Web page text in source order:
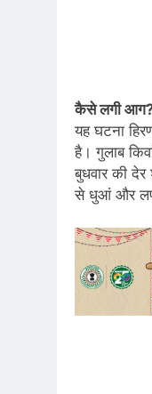
कैसे लगी
यह घटना
है। गुलाब
बुधवार की
से धुआं और